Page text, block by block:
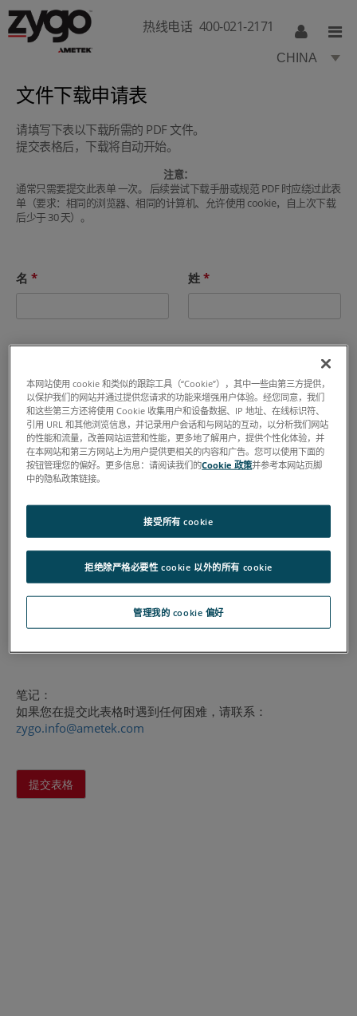
热线电话 400-021-2171
CHINA
文件下载申请表
请填写下表以下载所需的 PDF 文件。
提交表格后，下载将自动开始。
注意：
通常只需要提交此表单 一次。 后续尝试下载手册或规范 PDF 时应绕过此表
单（要求：相同的浏览器、相同的计算机、允许使用 cookie，自上次下载
后少于 30 天）。
本网站使用 cookie 和类似的跟踪工具（“Cookie”），其中一些由第三方提供，
以保护我们的网站并通过提供您请求的功能来增强用户体验。经您同意，我们
和这些第三方还将使用 Cookie 收集用户和设备数据、IP 地址、在线标识符、
引用 URL 和其他浏览信息，并记录用户会话和与网站的互动，以分析我们网站
的性能和流量，改善网站运营和性能，更多地了解用户，提供个性化体验，并
在本网站和第三方网站上为用户提供更相关的内容和广告。您可以使用下面的
按钮管理您的偏好。更多信息：请阅读我们的Cookie 政策并参考本网站页脚
中的隐私政策链接。
管理我的 cookie 偏好
拒绝除严格必要性 cookie 以外的所有 cookie
接受所有 cookie